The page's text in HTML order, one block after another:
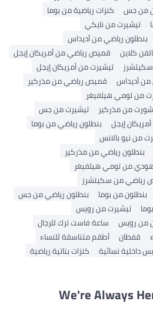
من جس
كنزات رياضية من بوما
تيشيرت من نايكي
بنطلون رياضي من أديداس
كلاين
قميص رياضي من أمريكان إيجل
تيشيرت من أمريكان إيجل
أديداس
قميص رياضي من مذركير
من تومي هيلفيغر
شورت من مذركير
تيشيرت من جس
إيجل
بنطلون رياضي من بوما
من نيو بالانس
بنطلون رياضي من مذركير
هودي من تومي هيلفيغر
رياضي من سكيتشرز
بنطلون من بوما
بنطلون رياضي من جس
تيشيرت من رويس
من رويس
ساعة فاست ترك للرجال
قفطان
أطقم متناسقة للنساء
داخلية نسائية
كنزات بناتية رياضية
We're Always